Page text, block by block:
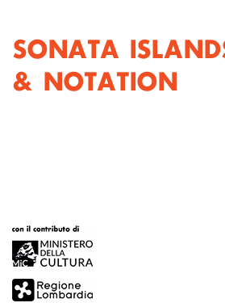
SONATA
& NOTATION